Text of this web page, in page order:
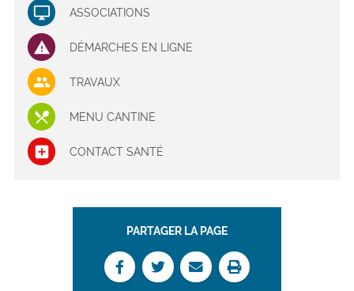
ASSOCIATIONS
DÉMARCHES EN LIGNE
TRAVAUX
MENU CANTINE
CONTACT SANTÉ
PARTAGER LA PAGE